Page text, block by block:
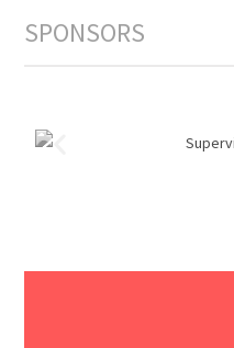
SPONSORS